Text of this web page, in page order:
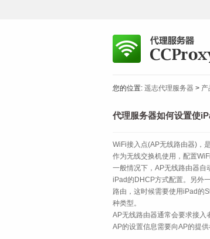
您的位置: 遥志代理服务器 > 产
代理服务器如何设置使
WiFi接入点(AP无线路由器)，
作为无线交换机使用，配置
一般情况下，AP无线路由器自
iPad的DHCP方式配置。另外
路由，这时候需要使用iPad的
种类型。
AP无线路由器通常会要求接入
AP的设置信息需要向AP的提